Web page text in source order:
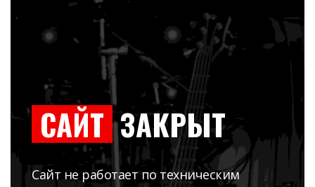
САЙТ ЗАКРЫТ
Сайт не работает по техническим